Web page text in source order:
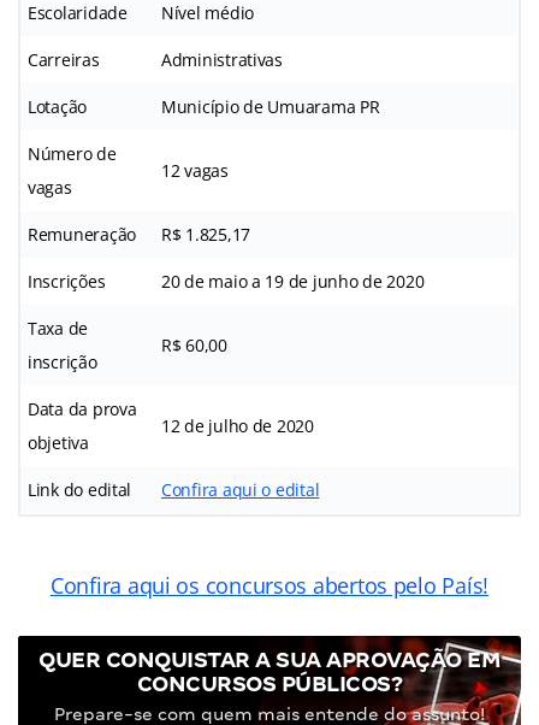
Escolaridade Nível médio
Carreiras Administrativas
Lotação Município de Umuarama PR
Número de
vagas
12 vagas
Remuneração R$ 1.825,17
Inscrições 20 de maio a 19 de junho de 2020
Taxa de
inscrição
R$ 60,00
Data da prova
objetiva
12 de julho de 2020
Link do edital Confira aqui o edital
Confira aqui os concursos abertos pelo País!
QUER CONQUISTAR A SUA APROVAÇÃO EM
CONCURSOS PÚBLICOS?
Prepare-se com quem mais entende do assunto!